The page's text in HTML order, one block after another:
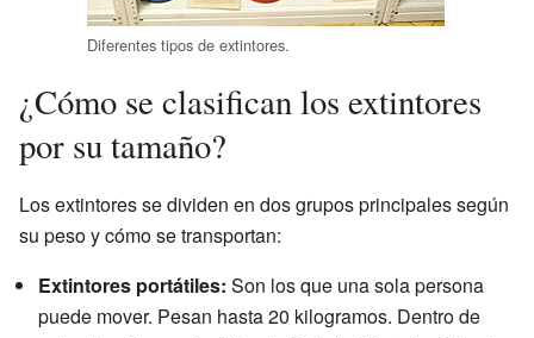
Diferentes tipos de extintores.
¿Cómo se clasifican los extintores
por su tamaño?
Los extintores se dividen en dos grupos principales según
su peso y cómo se transportan:
Extintores portátiles: Son los que una sola persona
puede mover. Pesan hasta 20 kilogramos. Dentro de